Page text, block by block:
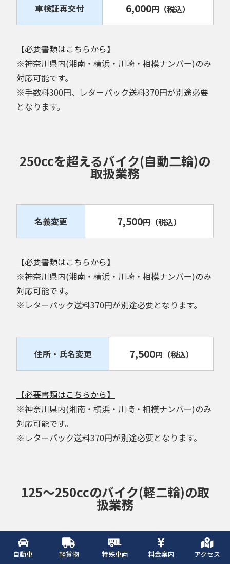
自動車 軽貨物 特殊車両 料金案内 アクセス
車検証再交付 6,000円 （税込）
【必要書類はこちらから】
※神奈川県内(湘南・横浜・川崎・相模ナンバー)のみ
対応可能です。
※手数料300円、レターパック送料370円が別途必要
となります。
250ccを超えるバイク(自動二輪)の
取扱業務
名義変更 7,500円 （税込）
【必要書類はこちらから】
※神奈川県内(湘南・横浜・川崎・相模ナンバー)のみ
対応可能です。
※レターパック送料370円が別途必要となります。
住所・氏名変更 7,500円 （税込）
【必要書類はこちらから】
※神奈川県内(湘南・横浜・川崎・相模ナンバー)のみ
対応可能です。
※レターパック送料370円が別途必要となります。
125～250ccのバイク(軽二輪)の取
扱業務
名義変更 7,500 円（税込）